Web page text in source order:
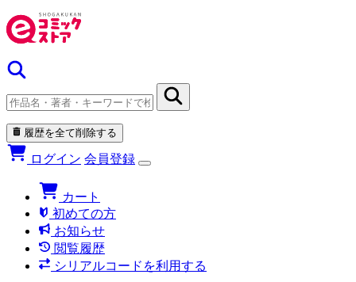
履歴を全て削除する
ログイン 会員登録
カート
初めての方
お知らせ
閲覧履歴
シリアルコードを利用する